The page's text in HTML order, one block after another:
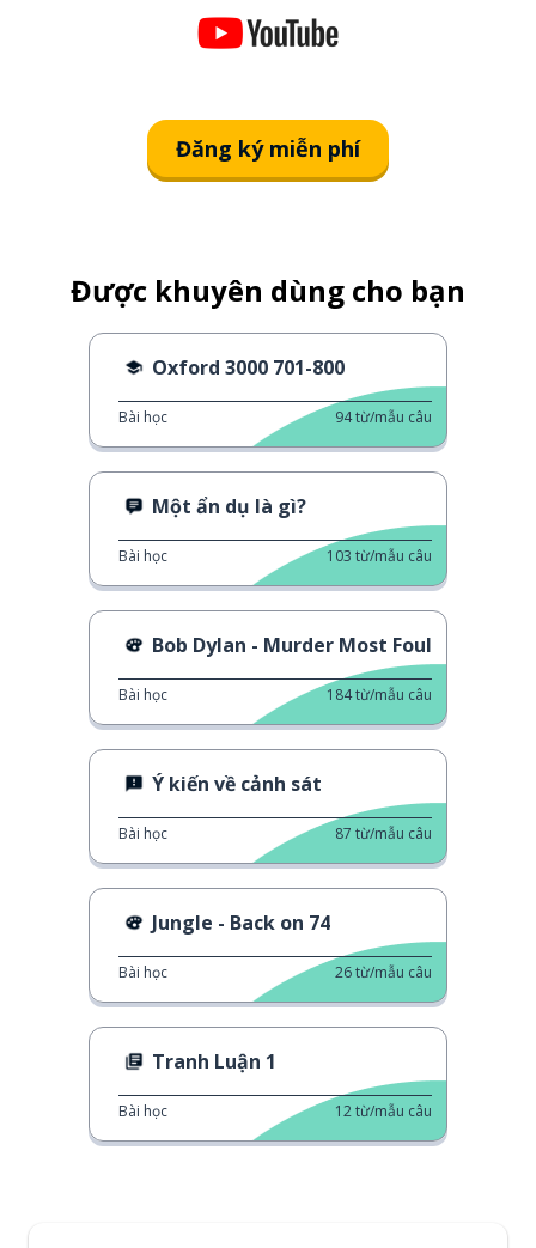
Đăng ký miễn phí
Được khuyên dùng cho bạn
Oxford 3000 701-800
Bài học 94từ/mẫu câu
Một ẩn dụ là gì?
Bài học 103 từ/mẫu câu
Bob Dylan - Murder Most Foul
Bài học 184từ/mẫu câu
Ý kiến về cảnh sát
Bài học 87 từ/mẫu câu
Jungle - Back on 74
Bài học 26từ/mẫu câu
Tranh Luận 1
Bài học 12từ/mẫu câu